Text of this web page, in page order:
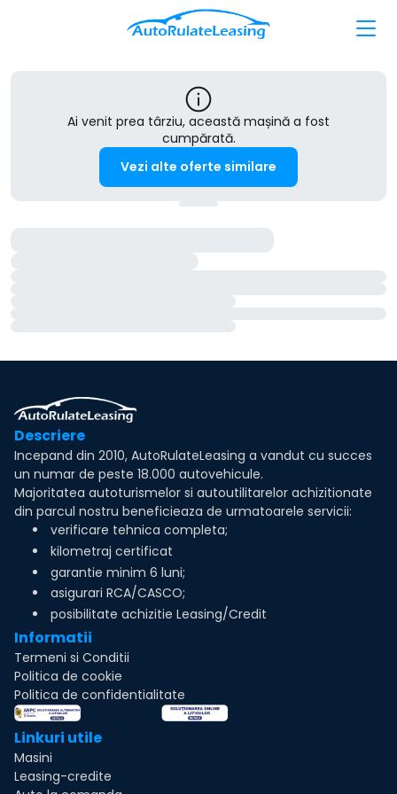
Ai venit prea târziu, această mașină a fost
cumpărată.
Vezi alte oferte similare
Descriere
Incepand din 2010, AutoRulateLeasing a vandut cu succes
un numar de peste 18.000 autovehicule.
Majoritatea autoturismelor si autoutilitarelor achizitionate
din parcul nostru beneficieaza de urmatoarele servicii:
verificare tehnica completa;
kilometraj certificat
garantie minim 6 luni;
asigurari RCA/CASCO;
posibilitate achizitie Leasing/Credit
Informatii
Termeni si Conditii
Politica de cookie
Politica de confidentialitate
Linkuri utile
Masini
Leasing-credite